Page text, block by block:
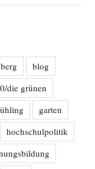
blog
die grünen
garten
hochschulpolitik